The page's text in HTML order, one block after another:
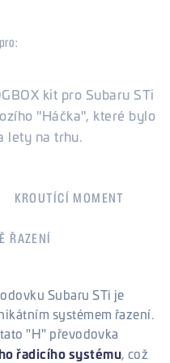
kit pro Subaru STi
"Háčka", které bylo
lety na trhu.
KROUTÍCÍ MOMENT
ŘAZENÍ
Subaru STi je
systémem řazení.
"H" převodovka
řadicího systému, což